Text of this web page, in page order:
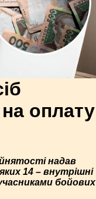
оплату
надав
14 – внутрішні
бойових